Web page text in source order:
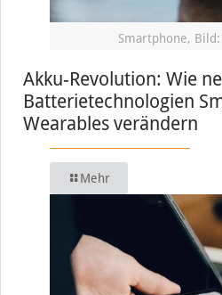
Smartphone,
Akku-Revolution: Wie
Batterietechnologien
Wearables verändern
Mehr